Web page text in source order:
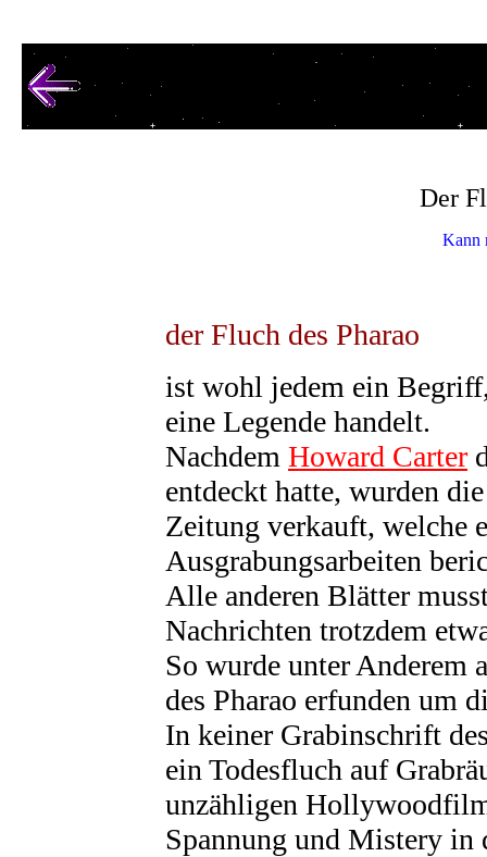
Der
Kann
der Fluch des Pharao
ist wohl jedem ein
eine Legende handelt.
Nachdem Howard Carter
entdeckt hatte, wurden
Zeitung verkauft, welche
Ausgrabungsarbeiten
Alle anderen Blätter
Nachrichten trotzdem
So wurde unter Anderem
des Pharao erfunden um
In keiner Grabinschrift
ein Todesfluch auf
unzähligen
Spannung und Mistery in